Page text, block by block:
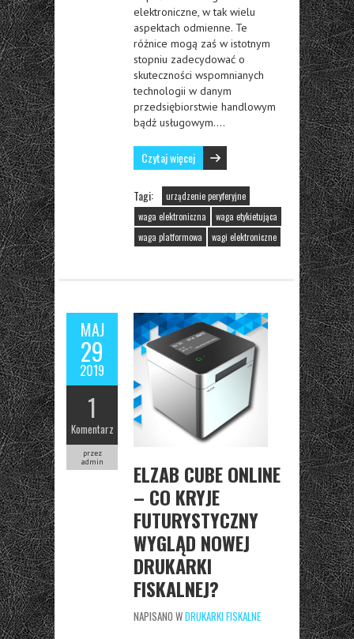
elektroniczne, w tak wielu
aspektach odmienne. Te
różnice mogą zaś w istotnym
stopniu zadecydować o
skuteczności wspomnianych
technologii w danym
przedsiębiorstwie handlowym
bądź usługowym….
Czytaj więcej
Tagi:
urządzenie peryferyjne
waga elektroniczna
waga etykietująca
waga platformowa
wagi elektroniczne
MAJ
29
2019
1
Komentarz
przez
admin
ELZAB CUBE ONLINE
– CO KRYJE
FUTURYSTYCZNY
WYGLĄD NOWEJ
DRUKARKI
FISKALNEJ?
NAPISANO WDRUKARKI FISKALNE